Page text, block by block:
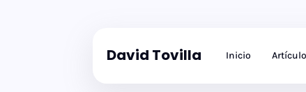
David Tovilla Inicio